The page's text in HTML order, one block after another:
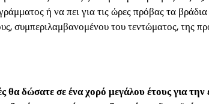
ή να πει για τις ώρες πρόβας τα
συμπεριλαμβανομένου του τεντώματος, της
θα δώσατε σε ένα χορό μεγάλου έτους για